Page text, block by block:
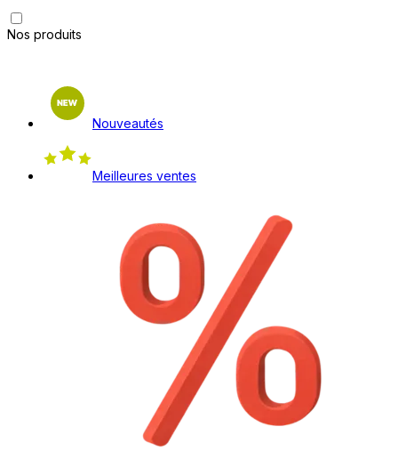
Nos produits
Nouveautés
Meilleures ventes